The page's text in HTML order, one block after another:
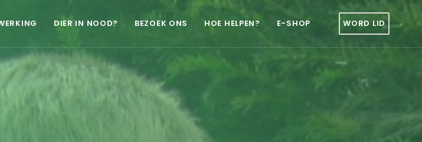
DIER IN NOOD? BEZOEK ONS HOE HELPEN? E-SHOP WORD LID